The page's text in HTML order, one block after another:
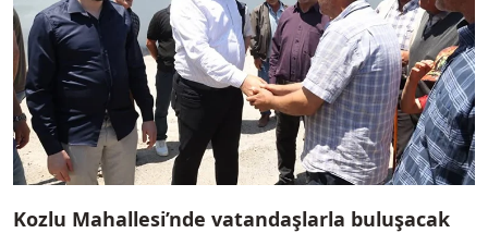
Kozlu Mahallesi’nde vatandaşlarla buluşacak